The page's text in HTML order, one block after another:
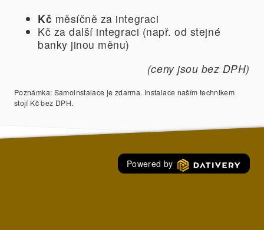
Kč měsíčně za integraci
Kč za další integraci (např. od stejné
banky jinou měnu)
(ceny jsou bez DPH)
Poznámka: Samoinstalace je zdarma. Instalace naším technikem
stojí Kč bez DPH.
Powered by